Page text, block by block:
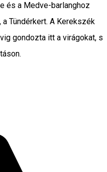
és a Medve-barlanghoz
Tündérkert. A Kerekszék
gondozta itt a virágokat, s